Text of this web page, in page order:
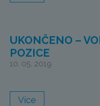
UKONČENO –
POZICE
10. 05. 2019
Více